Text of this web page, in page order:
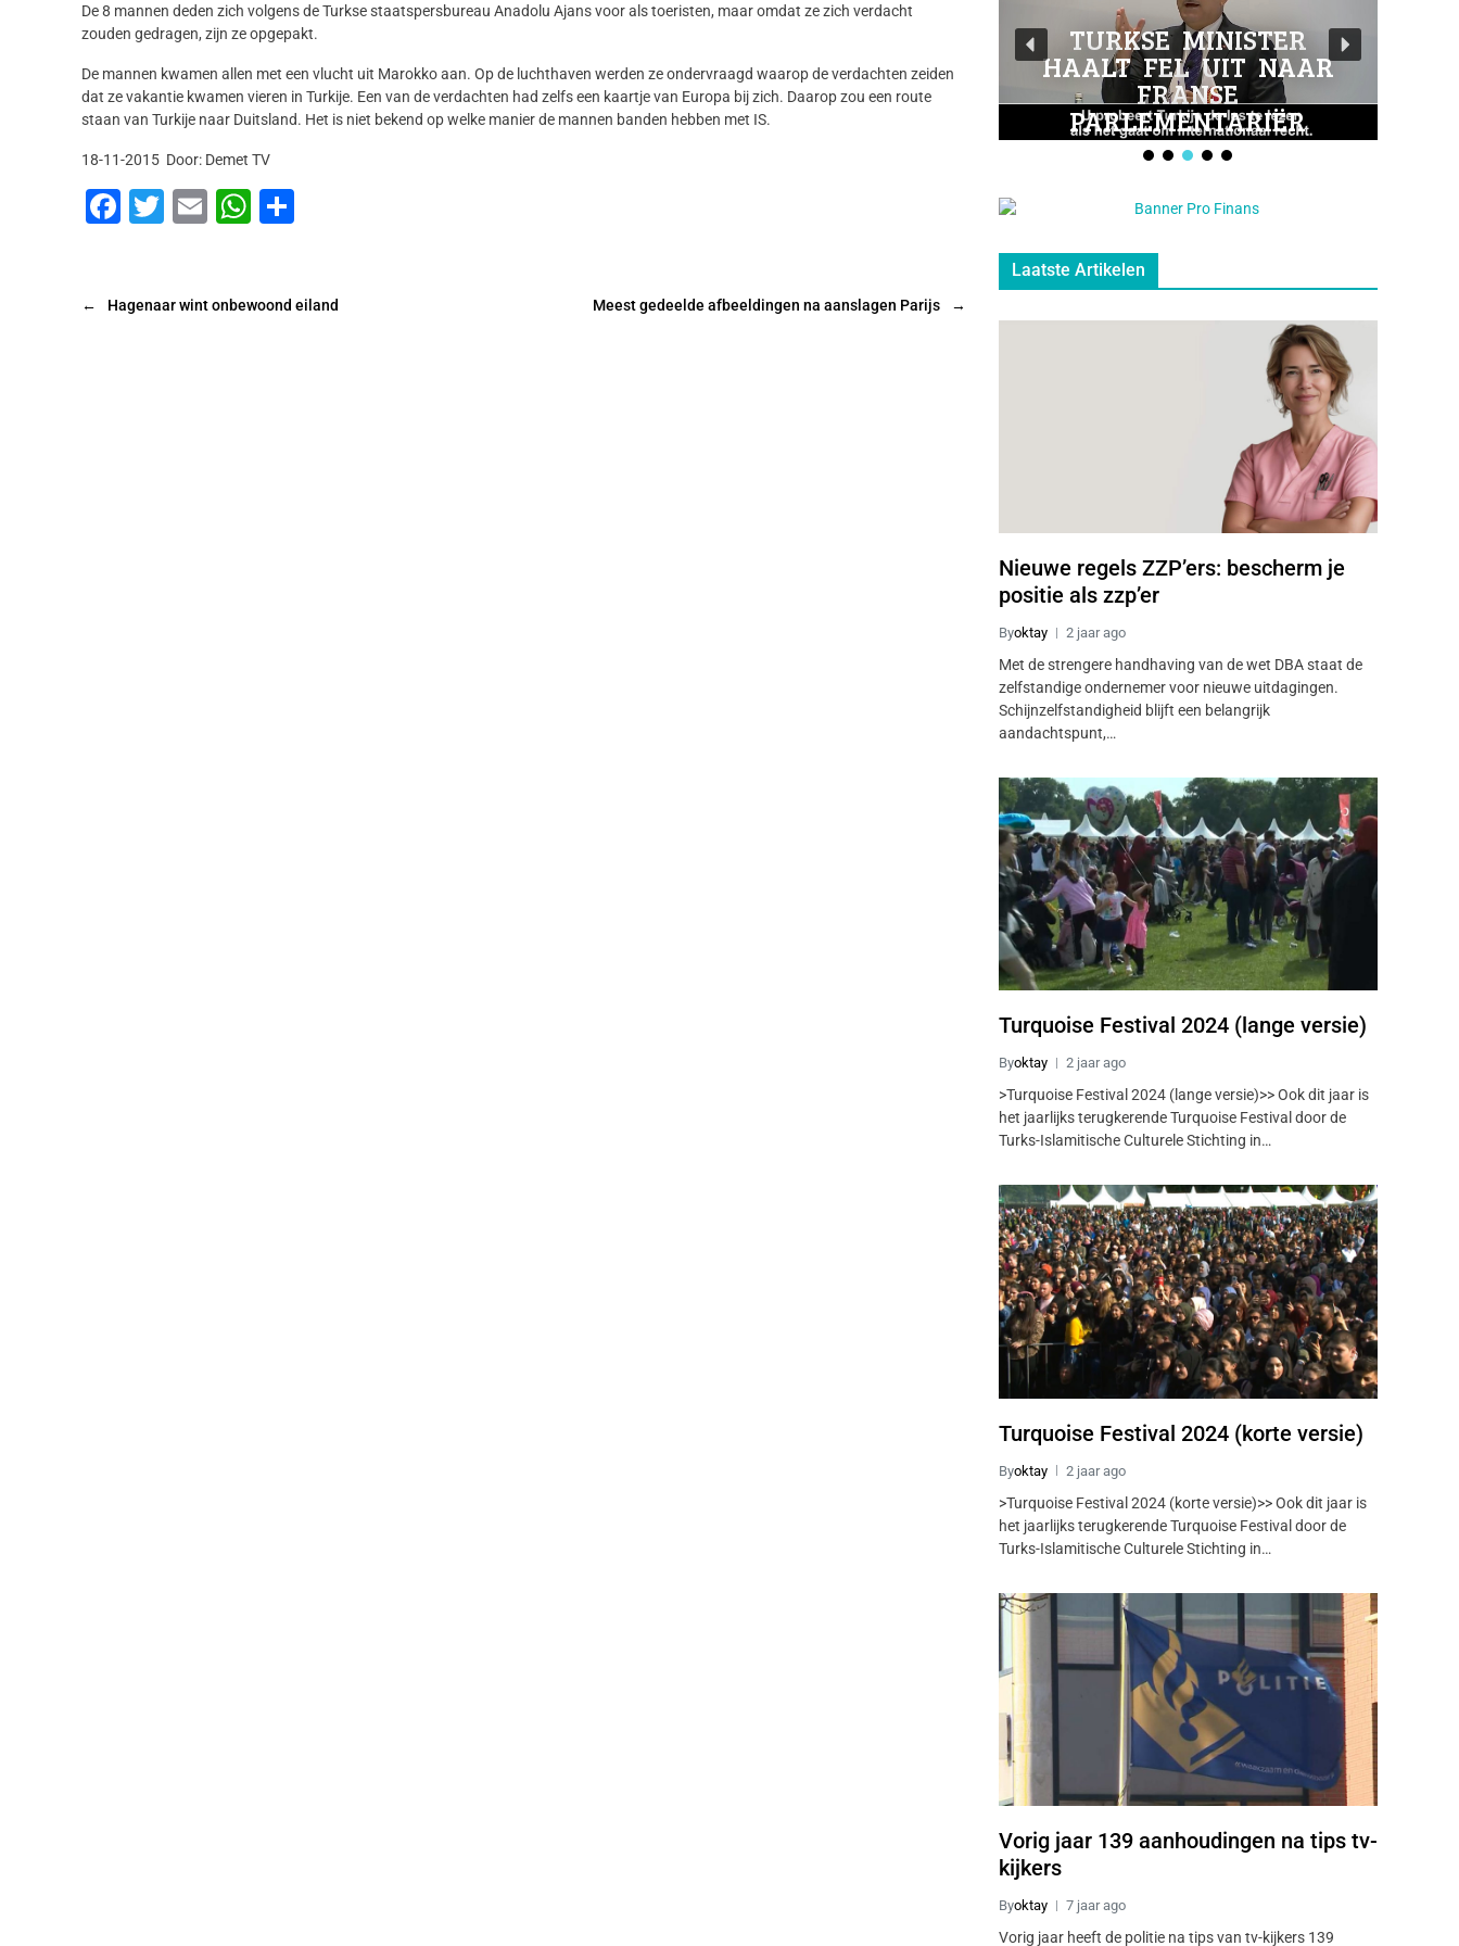
De 8 mannen deden zich volgens de Turkse staatspersbureau Anadolu Ajans voor als toeristen, maar omdat ze zich verdacht
zouden gedragen, zijn ze opgepakt.
De mannen kwamen allen met een vlucht uit Marokko aan. Op de luchthaven werden ze ondervraagd waarop de verdachten zeiden
dat ze vakantie kwamen vieren in Turkije. Een van de verdachten had zelfs een kaartje van Europa bij zich. Daarop zou een route
staan van Turkije naar Duitsland. Het is niet bekend op welke manier de mannen banden hebben met IS.
18-11-2015 Door: Demet TV
F
e
T
er
E
l
W
s
n
← Hagenaar wint onbewoond eiland →
Meest gedeelde afbeeldingen na aanslagen Parijs
o
k
e
TURKSE MINISTER
HAALT FEL UIT NAAR
FRANSE
PARLEMENTARIËR
Laatste Artikelen
Nieuwe regels ZZP’ers: bescherm je
positie als zzp’er
Byoktay 2 jaar ago
Met de strengere handhaving van de wet DBA staat de
zelfstandige ondernemer voor nieuwe uitdagingen.
Schijnzelfstandigheid blijft een belangrijk
aandachtspunt,…
Turquoise Festival 2024 (lange versie)
Byoktay 2 jaar ago
>Turquoise Festival 2024 (lange versie)>> Ook dit jaar is
het jaarlijks terugkerende Turquoise Festival door de
Turks-Islamitische Culturele Stichting in…
Turquoise Festival 2024 (korte versie)
Byoktay 2 jaar ago
>Turquoise Festival 2024 (korte versie)>> Ook dit jaar is
het jaarlijks terugkerende Turquoise Festival door de
Turks-Islamitische Culturele Stichting in…
Vorig jaar 139 aanhoudingen na tips tv-
kijkers
Byoktay 7 jaar ago
Vorig jaar heeft de politie na tips van tv-kijkers 139